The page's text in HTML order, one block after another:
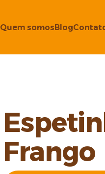
Quem somosBlog
Frango